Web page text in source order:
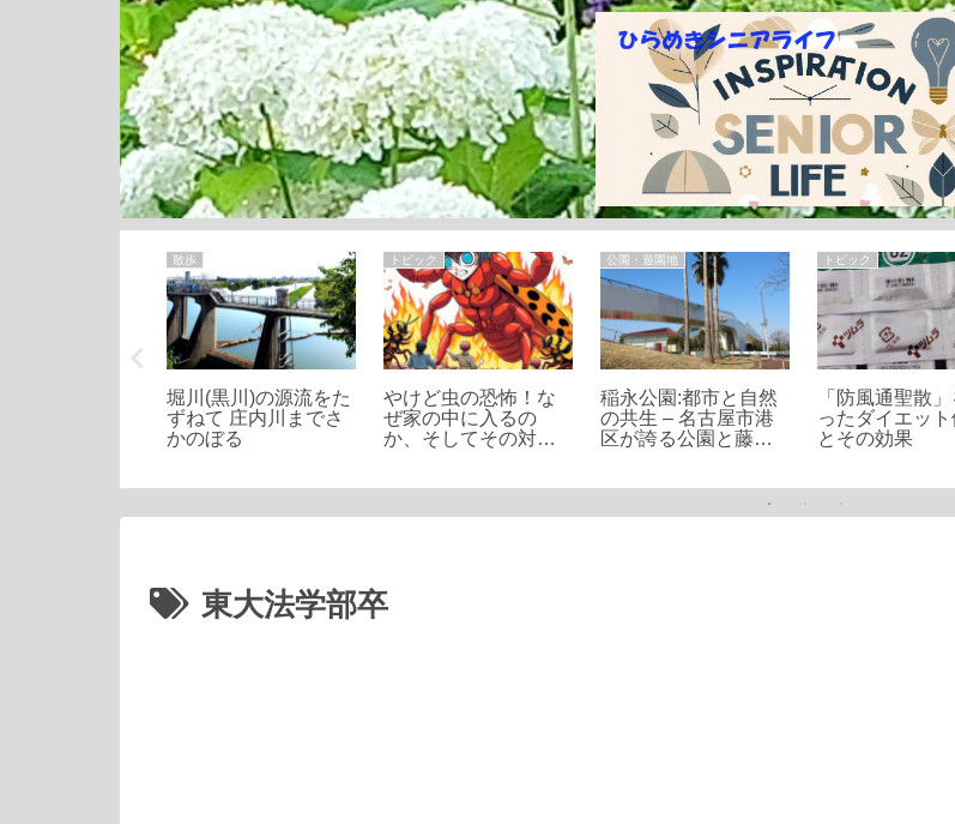
散歩
堀川(黒川)の源流をた
ずねて 庄内川までさ
かのぼる
トピック
やけど虫の恐怖！な
ぜ家の中に入るの
か、そしてその対策
公園・遊園地
稲永公園:都市と自然
の共生 – 名古屋市港
区が誇る公園と藤前
トピック
「防風通聖散
ったダイエット
とその効果
東大法学部卒